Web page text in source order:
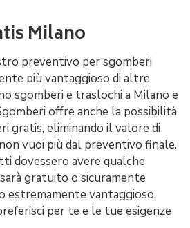
Milano
preventivo per sgomberi
più vantaggioso di altre
sgomberi e traslochi a Milano e
offre anche la possibilità
gratis, eliminando il valore di
vuoi più dal preventivo finale.
dovessero avere qualche
gratuito o sicuramente
vantaggioso.
per te e le tue esigenze